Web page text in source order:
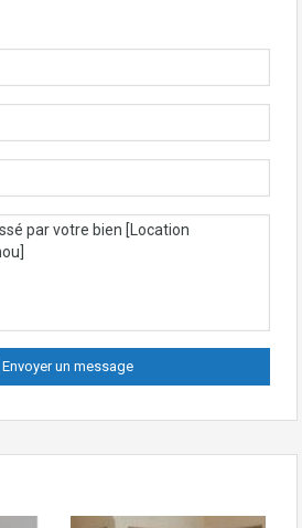
Envoyer un message